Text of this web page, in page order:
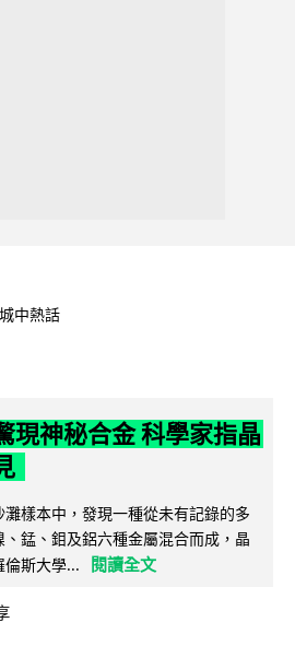
城中熱話
現神秘合金 科學家指晶
樣本中，發現一種從未有記錄的多
錳、鉬及鋁六種金屬混合而成，晶
倫斯大學...
閱讀全文